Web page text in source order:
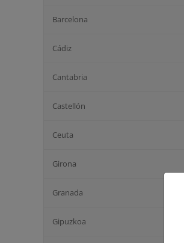
Barcelona
Cádiz
Cantabria
Castellón
Ceuta
Girona
Granada
Gipuzkoa